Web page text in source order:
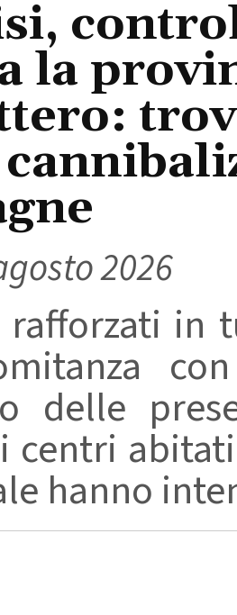
la
2026
in
delle
centri
hanno